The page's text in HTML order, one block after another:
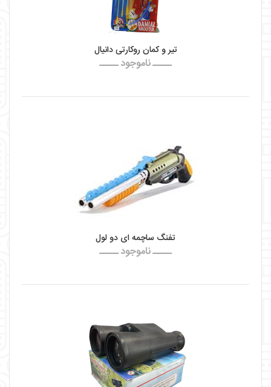
تیر و کمان روکارتی دانیال
ـــــ ناموجود ـــــ
تفنگ ساچمه ای دو لول
ـــــ ناموجود ـــــ